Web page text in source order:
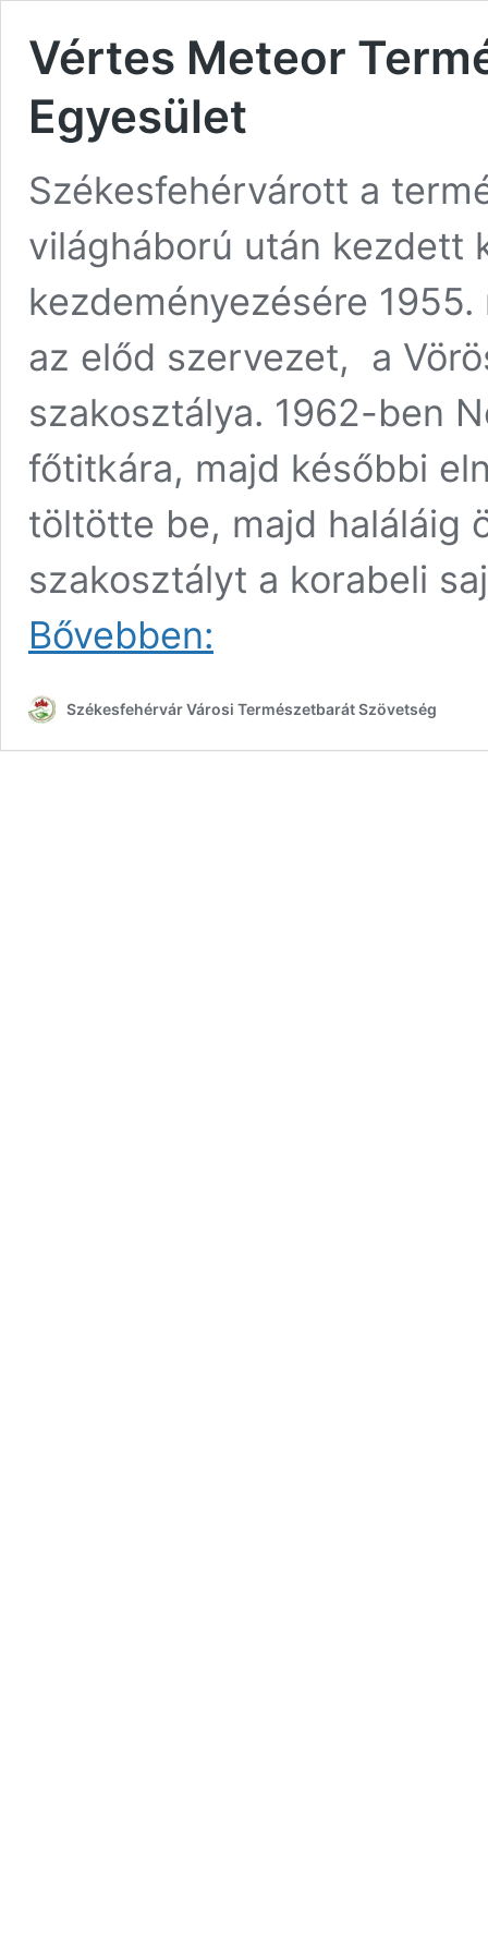
Vértes Meteor
Egyesület
Székesfehérvárott a
világháború után kezdett
kezdeményezésére
az előd szervezet, a
szakosztálya. 1962-ben
főtitkára, majd későbbi
töltötte be, majd haláláig
szakosztályt a korabeli
Bővebben:
Egyesület
Székesfehérvár Városi Természetbarát Szövetség